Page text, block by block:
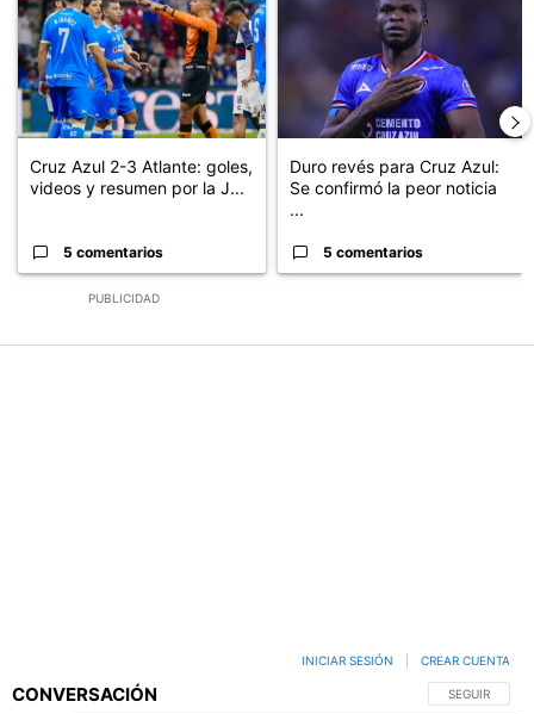
PUBLICIDAD
Cruz Azul 2-3 Atlante: goles,
videos y resumen por la J...
5 comentarios
Duro revés para Cruz Azul:
Se confirmó la peor noticia
...
5 comentarios
CONVERSACIÓN SIGA ESTA
SEGUIR
INICIAR SESIÓN CREAR CUENTA